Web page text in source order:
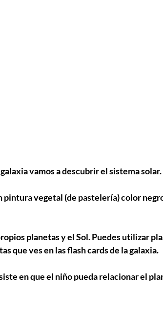
vamos a descubrir el sistema solar.
pintura vegetal (de pastelería) color
planetas y el Sol. Puedes utilizar
que ves en las flash cards de la galaxia.
en que el niño pueda relacionar el